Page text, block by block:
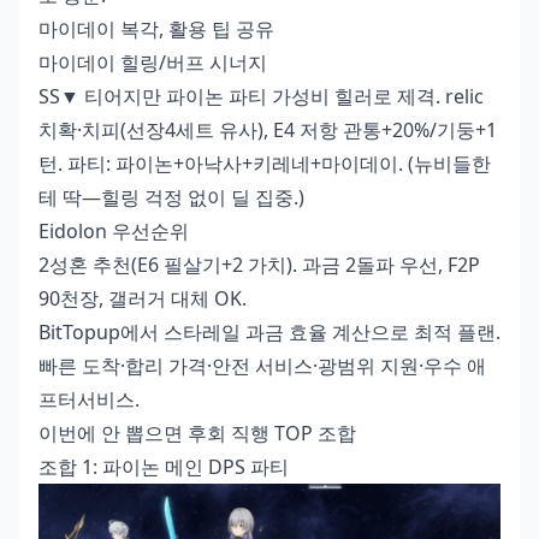
마이데이 복각, 활용 팁 공유
마이데이 힐링/버프 시너지
SS▼ 티어지만 파이논 파티 가성비 힐러로 제격. relic
치확·치피(선장4세트 유사), E4 저항 관통+20%/기둥+1
턴. 파티: 파이논+아낙사+키레네+마이데이. (뉴비들한
테 딱—힐링 걱정 없이 딜 집중.)
Eidolon 우선순위
2성혼 추천(E6 필살기+2 가치). 과금 2돌파 우선, F2P
90천장, 갤러거 대체 OK.
BitTopup에서 스타레일 과금 효율 계산으로 최적 플랜.
빠른 도착·합리 가격·안전 서비스·광범위 지원·우수 애
프터서비스.
이번에 안 뽑으면 후회 직행 TOP 조합
조합 1: 파이논 메인 DPS 파티